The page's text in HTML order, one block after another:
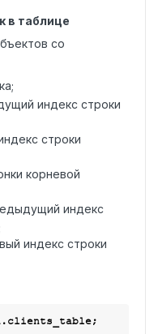
в таблице
со
индекс строки
строки
корневой
индекс
индекс строки